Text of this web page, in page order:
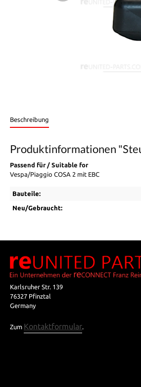
Beschreibung
Produktinformationen
Passend für / Suitable for
Vespa/Piaggio COSA 2 mit EBC
Bauteile:
Neu/Gebraucht:
Karlsruher Str. 139
76327 Pfinztal
Germany
Zum Kontaktformular.